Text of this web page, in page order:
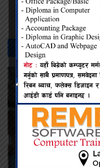
सम्बन्धित -समाचार